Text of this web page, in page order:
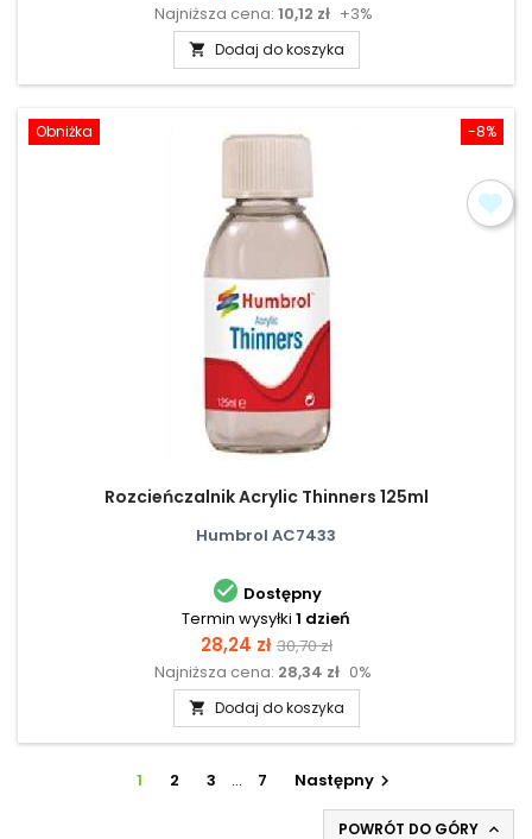
podstawowa
Najniższa cena: 10,12 zł +3%
 Dodaj do koszyka
-8%
Obniżka
Rozcieńczalnik Acrylic Thinners 125ml
Humbrol AC7433
 Dostępny
Termin wysyłki 1 dzień
Cena
28,24 zł Cena
podstawowa
30,70 zł
Najniższa cena: 28,34 zł 0%
 Dodaj do koszyka
1 2 3 … 7 Następny 
POWRÓT DO GÓRY 